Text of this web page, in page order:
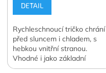
DETAIL
Rychleschnoucí tričko chrání
před sluncem i chladem, s
hebkou vnitřní stranou.
Vhodné i jako základní
vrstva pod bundu.